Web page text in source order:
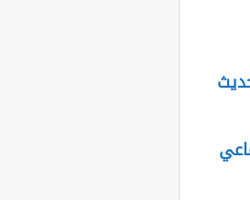
البشرية 1444 لتحديث